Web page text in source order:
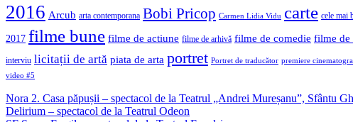
2016 Arcub arta contemporana Bobi Pricop Carmen Lidia Vidu carte cele mai
2017 filme bune filme de actiune filme de arhivă filme de comedie filme de
interviu licitații de artă piata de arta portret Portret de traducător premiere
video #5
Nora 2. Casa păpușii – spectacol de la Teatrul „Andrei Mureșanu”, Sfântu
Delirium – spectacol de la Teatrul Odeon